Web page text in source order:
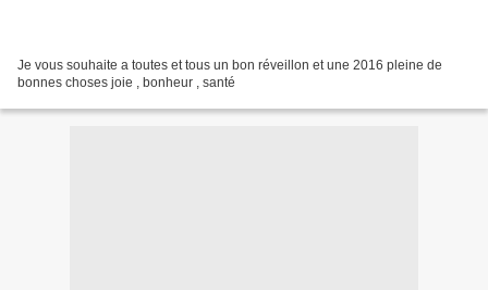
Je vous souhaite a toutes et tous un bon réveillon et une 2016 pleine de
bonnes choses joie , bonheur , santé